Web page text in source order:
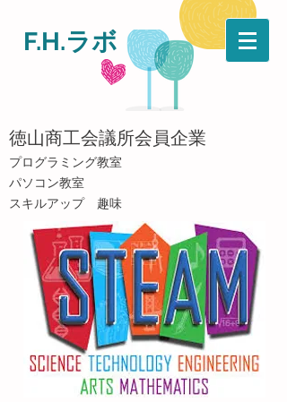
F.H.ラボ
​徳山商工会議所会員企業
​プログラミング教室
パソコン教室
​スキルアップ 趣味